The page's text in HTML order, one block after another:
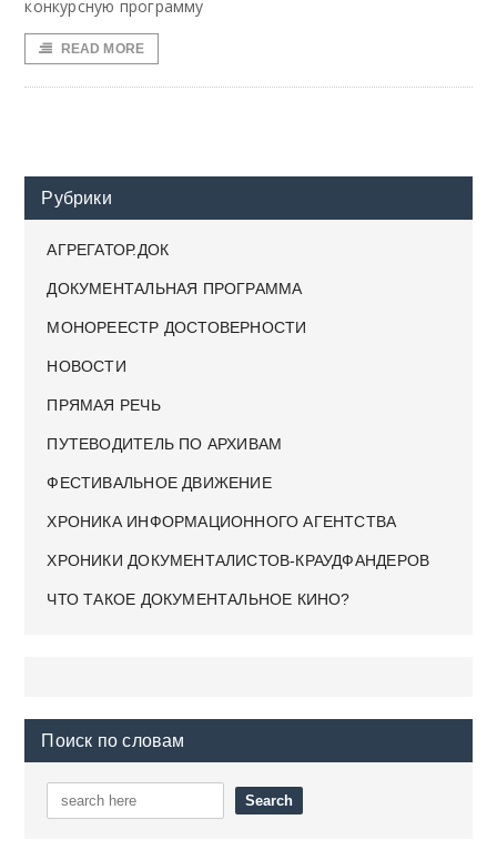
конкурсную программу
READ MORE
Рубрики
АГРЕГАТОР.ДОК
ДОКУМЕНТАЛЬНАЯ ПРОГРАММА
МОНОРЕЕСТР ДОСТОВЕРНОСТИ
НОВОСТИ
ПРЯМАЯ РЕЧЬ
ПУТЕВОДИТЕЛЬ ПО АРХИВАМ
ФЕСТИВАЛЬНОЕ ДВИЖЕНИЕ
ХРОНИКА ИНФОРМАЦИОННОГО АГЕНТСТВА
ХРОНИКИ ДОКУМЕНТАЛИСТОВ-КРАУДФАНДЕРОВ
ЧТО ТАКОЕ ДОКУМЕНТАЛЬНОЕ КИНО?
Поиск по словам